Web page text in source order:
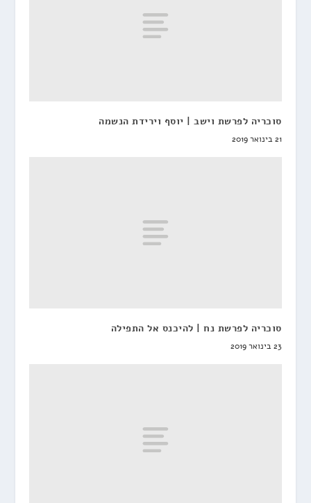
סוכריה לפרשת וישב | יוסף וירידת הנשמה
21 בינואר 2019
סוכריה לפרשת נח | להיכנס אל התפילה
23 בינואר 2019